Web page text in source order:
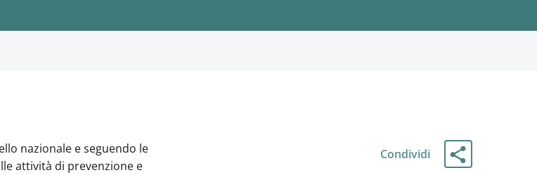
nazionale e seguendo le
attività di prevenzione e
Condividi